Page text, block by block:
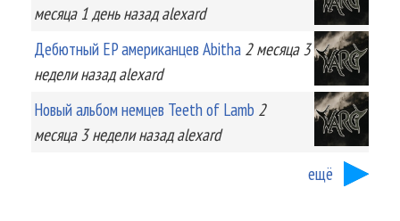
месяца 1 деньназад alexard
Дебютный EP американцев Abitha 2 месяца 3
неделиназад alexard
Новый альбом немцев Teeth of Lamb 2
месяца 3 неделиназад alexard
ещё